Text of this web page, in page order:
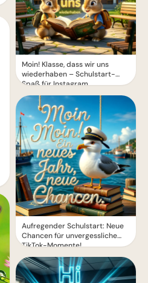
Moin! Klasse, dass wir uns
wiederhaben – Schulstart-
Spaß für Instagram
Aufregender Schulstart: Neue
Chancen für unvergessliche
TikTok-Momente!